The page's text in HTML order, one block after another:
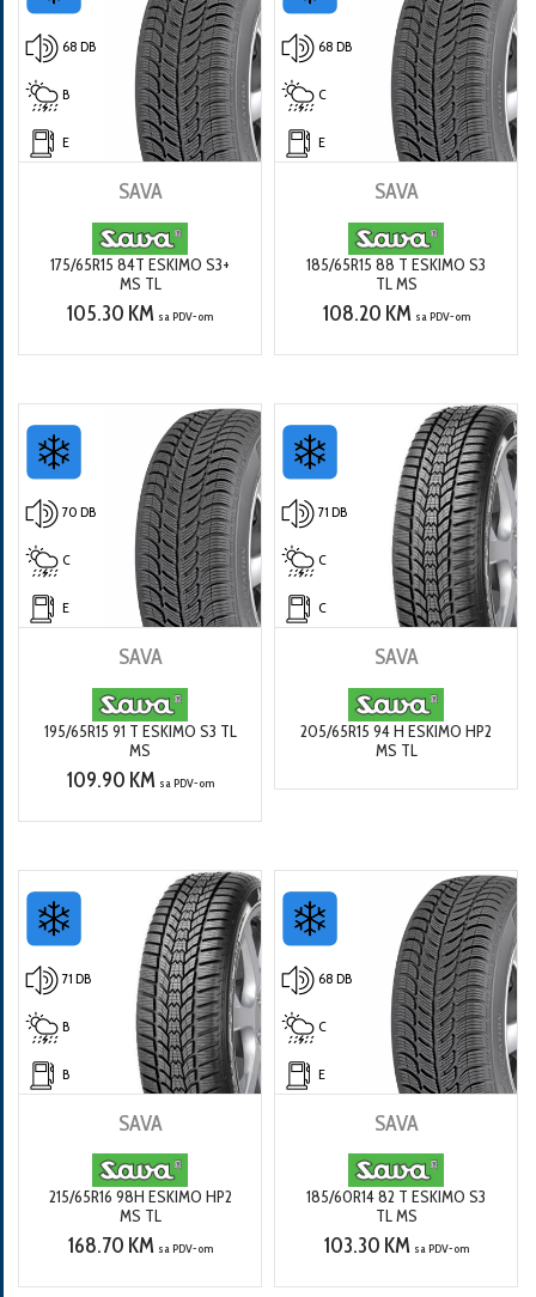
68 DB
B
E
SAVA
175/65R15 84T ESKIMO S3+
MS TL
105.30 KM sa PDV-om
68 DB
C
E
SAVA
185/65R15 88 T ESKIMO S3
TL MS
108.20 KM sa PDV-om
70 DB
C
E
SAVA
195/65R15 91 T ESKIMO S3 TL
MS
109.90 KM sa PDV-om
71 DB
C
C
SAVA
205/65R15 94 H ESKIMO HP2
MS TL
71 DB
B
B
SAVA
215/65R16 98H ESKIMO HP2
MS TL
168.70 KM sa PDV-om
68 DB
C
E
SAVA
185/60R14 82 T ESKIMO S3
TL MS
103.30 KM sa PDV-om